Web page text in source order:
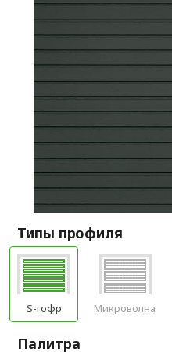
Типы профиля
S-гофр Микроволна
Палитра